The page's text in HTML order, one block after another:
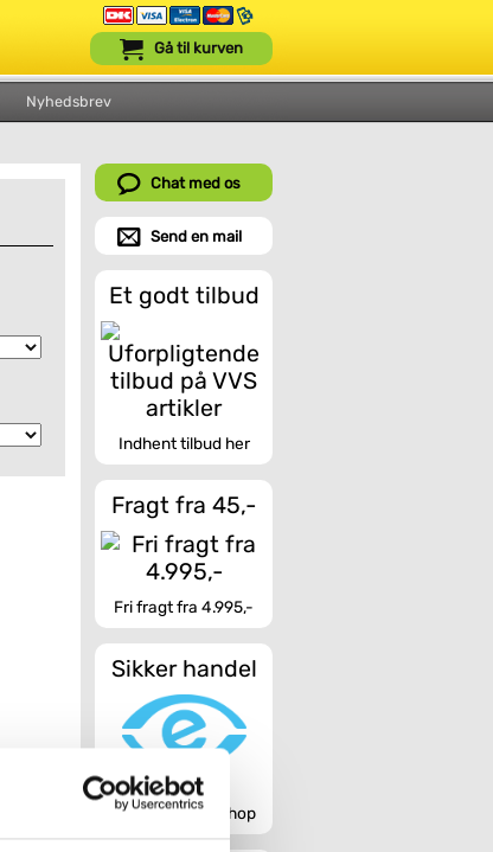
Nyhedsbrev
Gå til kurven
Chat med os
Send en mail
Et godt tilbud
Indhent tilbud her
Fragt fra 45,-
Fri fragt fra 4.995,-
Sikker handel
Godkendt webshop